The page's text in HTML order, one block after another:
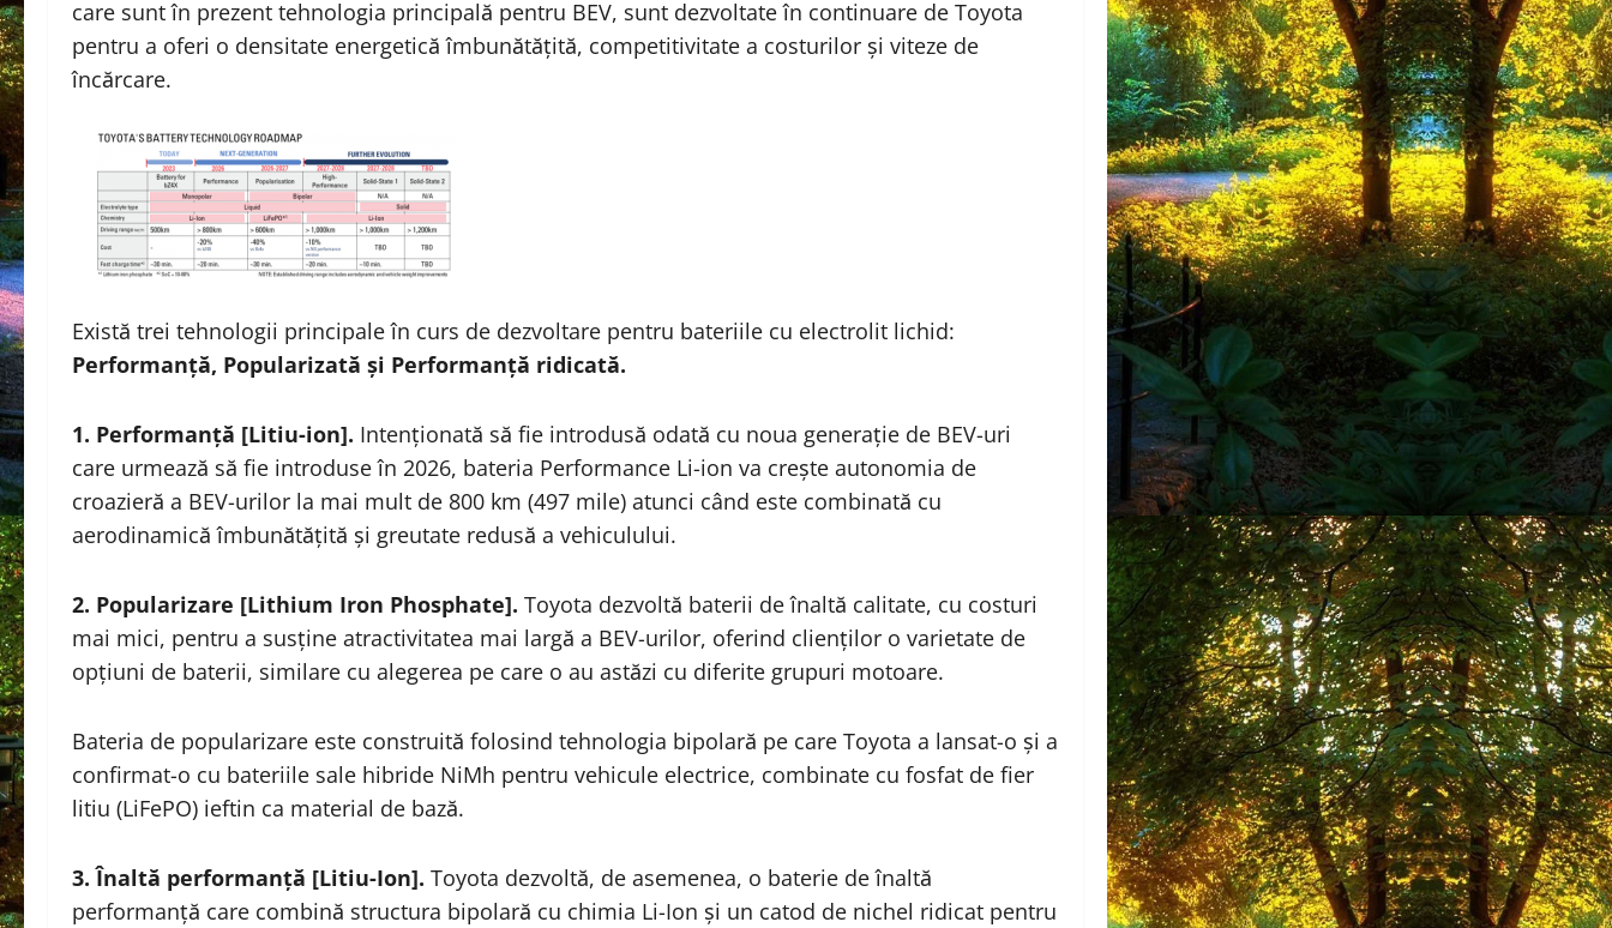
care sunt în prezent tehnologia principală pentru BEV, sunt dezvoltate în continuare de Toyota
pentru a oferi o densitate energetică îmbunătățită, competitivitate a costurilor și viteze de
încărcare.
Există trei tehnologii principale în curs de dezvoltare pentru bateriile cu electrolit lichid:
Performanță, Popularizată și Performanță ridicată.
1. Performanță [Litiu-ion]. Intenționată să fie introdusă odată cu noua generație de BEV-uri
care urmează să fie introduse în 2026, bateria Performance Li-ion va crește autonomia de
croazieră a BEV-urilor la mai mult de 800 km (497 mile) atunci când este combinată cu
aerodinamică îmbunătățită și greutate redusă a vehiculului.
2. Popularizare [Lithium Iron Phosphate]. Toyota dezvoltă baterii de înaltă calitate, cu costuri
mai mici, pentru a susține atractivitatea mai largă a BEV-urilor, oferind clienților o varietate de
opțiuni de baterii, similare cu alegerea pe care o au astăzi cu diferite grupuri motoare.
Bateria de popularizare este construită folosind tehnologia bipolară pe care Toyota a lansat-o și a
confirmat-o cu bateriile sale hibride NiMh pentru vehicule electrice, combinate cu fosfat de fier
litiu (LiFePO) ieftin ca material de bază.
3. Înaltă performanță [Litiu-Ion]. Toyota dezvoltă, de asemenea, o baterie de înaltă
performanță care combină structura bipolară cu chimia Li-Ion și un catod de nichel ridicat pentru